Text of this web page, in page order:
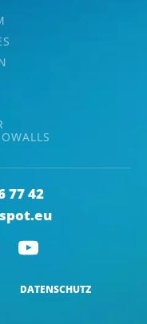
77 42
DATENSCHUTZ